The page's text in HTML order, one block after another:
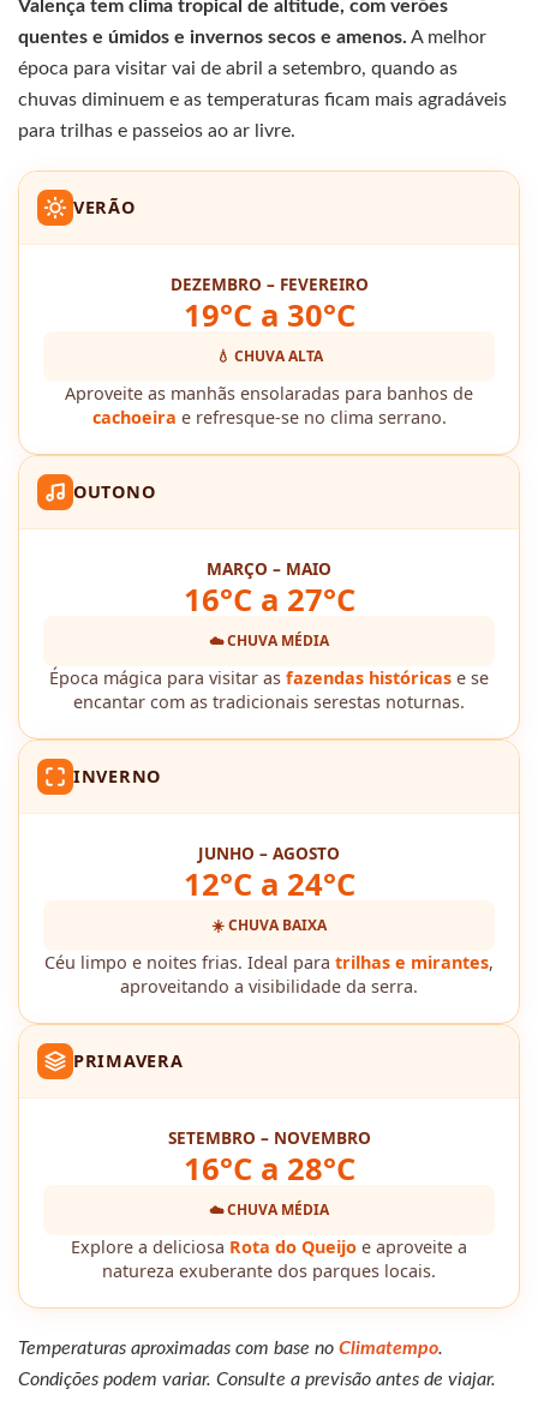
Valença tem clima tropical de altitude, com verões
quentes e úmidos e invernos secos e amenos. A melhor
época para visitar vai de abril a setembro, quando as
chuvas diminuem e as temperaturas ficam mais agradáveis
para trilhas e passeios ao ar livre.
VERÃO
DEZEMBRO – FEVEREIRO
19°C a 30°C
💧 CHUVA ALTA
Aproveite as manhãs ensolaradas para banhos de
cachoeira e refresque-se no clima serrano.
OUTONO
MARÇO – MAIO
16°C a 27°C
☁️ CHUVA MÉDIA
Época mágica para visitar as fazendas históricas e se
encantar com as tradicionais serestas noturnas.
INVERNO
JUNHO – AGOSTO
12°C a 24°C
☀️ CHUVA BAIXA
Céu limpo e noites frias. Ideal para trilhas e mirantes,
aproveitando a visibilidade da serra.
PRIMAVERA
SETEMBRO – NOVEMBRO
16°C a 28°C
☁️ CHUVA MÉDIA
Explore a deliciosa Rota do Queijo e aproveite a
natureza exuberante dos parques locais.
Temperaturas aproximadas com base no Climatempo.
Condições podem variar. Consulte a previsão antes de viajar.